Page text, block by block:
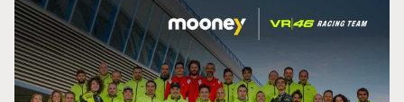
opéré avec succès de la
droite à Madrid
MOTO GP
Silverstone : Horaires et
Programme du GP de Grande-
Bretagne